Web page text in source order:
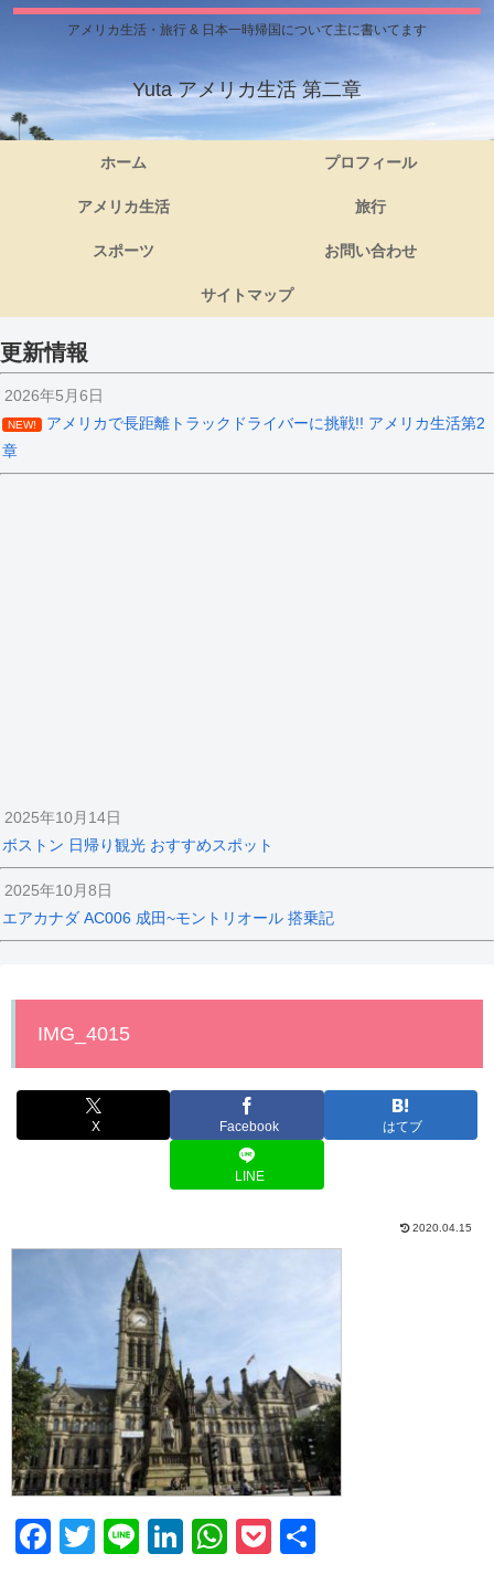
アメリカ生活・旅行 & 日本一時帰国について主に書いてます
Yuta アメリカ生活 第二章
ホーム プロフィール
アメリカ生活 旅行
スポーツ お問い合わせ
サイトマップ
更新情報
2026年5月6日
NEW!
アメリカで長距離トラックドライバーに挑戦!! アメリカ生活第2
章
2025年10月14日
ボストン 日帰り観光 おすすめスポット
2025年10月8日
エアカナダ AC006 成田~モントリオール 搭乗記
IMG_4015
X Facebook はてブ
LINE
2020.04.15
F
T
Li
Li
W P